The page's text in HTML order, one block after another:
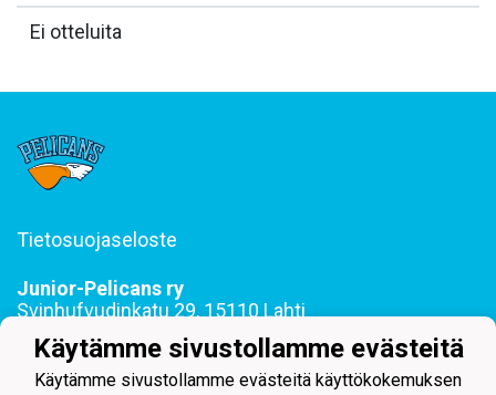
Ei otteluita
Tietosuojaseloste
Junior-Pelicans ry
Svinhufvudinkatu 29, 15110 Lahti
044 255 1975 toimisto@juniorpelicans.fi
Toimisto avoinna ma-pe klo 9-15
Käytämme sivustollamme evästeitä
Käytämme sivustollamme evästeitä käyttökokemuksen